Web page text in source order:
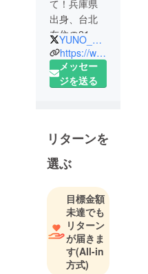
て！兵庫県
出身、台北
在住の21歳
の悠乃で
す。
高専卒業
していま
YUNO_YUNOTaiwan
https://www.instagram.com/you_know_3_
メッセー
ジを送る
リターンを
選ぶ
目標金額
未達でも
リターン
が届きま
す(All-in
方式)